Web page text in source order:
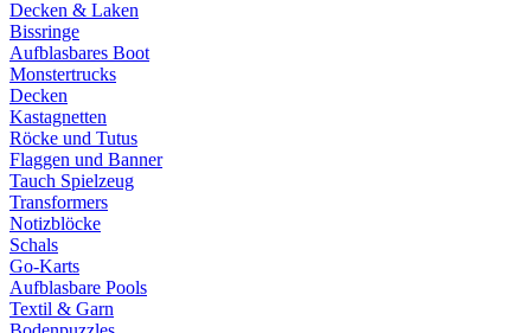
Decken & Laken
Bissringe
Aufblasbares Boot
Monstertrucks
Decken
Kastagnetten
Röcke und Tutus
Flaggen und Banner
Tauch Spielzeug
Transformers
Notizblöcke
Schals
Go-Karts
Aufblasbare Pools
Textil & Garn